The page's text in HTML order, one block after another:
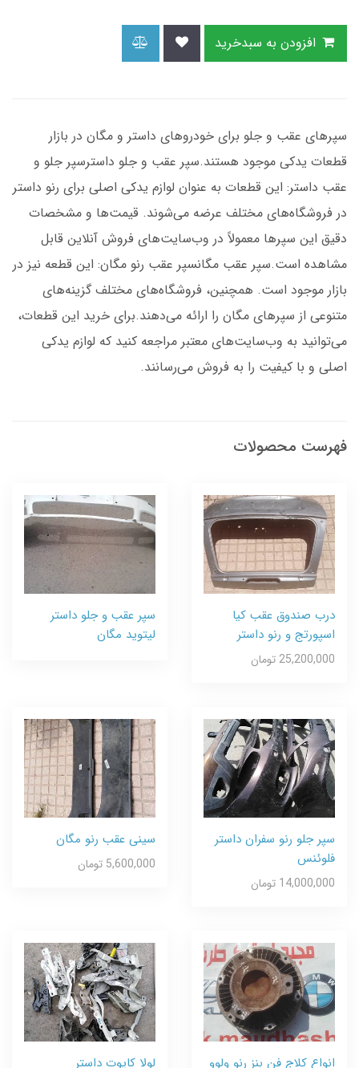
سپرهای عقب و جلو برای خودروهای داستر و مگان در بازار
قطعات یدکی موجود هستند.سپر عقب و جلو داسترسپر جلو و
عقب داستر: این قطعات به عنوان لوازم یدکی اصلی برای رنو داستر
در فروشگاه‌های مختلف عرضه می‌شوند. قیمت‌ها و مشخصات
دقیق این سپرها معمولاً در وب‌سایت‌های فروش آنلاین قابل
مشاهده است.سپر عقب مگانسپر عقب رنو مگان: این قطعه نیز در
بازار موجود است. همچنین، فروشگاه‌های مختلف گزینه‌های
متنوعی از سپرهای مگان را ارائه می‌دهند.برای خرید این قطعات،
می‌توانید به وب‌سایت‌های معتبر مراجعه کنید که لوازم یدکی
اصلی و با کیفیت را به فروش می‌رسانند.
فهرست محصولات
درب صندوق عقب کیا
اسپورتج و رنو داستر
25,200,000 تومان
سپر عقب و جلو داستر
لیتوید مگان
سپر جلو رنو سفران داستر
فلوئنس
14,000,000 تومان
سینی عقب رنو مگان
5,600,000 تومان
انواع کلاج فن بنز رنو ولوو لولا کاپوت داستر